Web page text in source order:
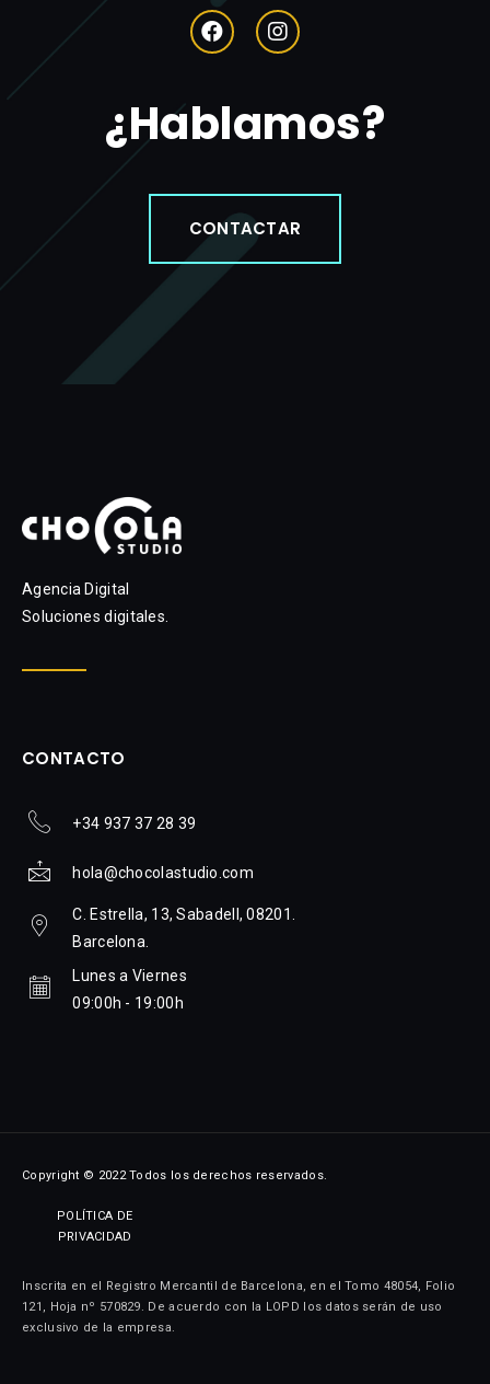
¿Hablamos?
CONTACTAR
Agencia Digital
Soluciones digitales.
CONTACTO
+34 937 37 28 39
hola@chocolastudio.com
C. Estrella, 13, Sabadell, 08201.
Barcelona.
Lunes a Viernes
09:00h - 19:00h
Copyright © 2022 Todos los derechos reservados.
POLÍTICA DE
PRIVACIDAD
Inscrita en el Registro Mercantil de Barcelona, en el Tomo 48054, Folio
121, Hoja nº 570829. De acuerdo con la LOPD los datos serán de uso
exclusivo de la empresa.